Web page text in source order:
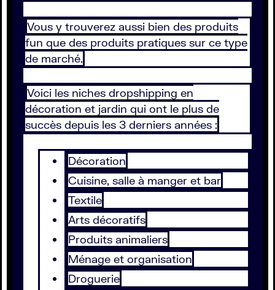
Vous y trouverez aussi bien des produits
fun que des produits pratiques sur ce type
de marché.
Voici les niches dropshipping en
décoration et jardin qui ont le plus de
succès depuis les 3 derniers années :
Décoration
Cuisine, salle à manger et bar
Textile
Arts décoratifs
Produits animaliers
Ménage et organisation
Droguerie